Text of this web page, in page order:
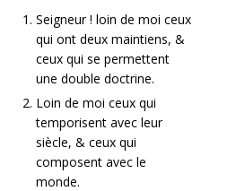
Seigneur ! loin de moi ceux
qui ont deux maintiens, &
ceux qui se permettent
une double doctrine.
Loin de moi ceux qui
temporisent avec leur
siècle, & ceux qui
composent avec le
monde.